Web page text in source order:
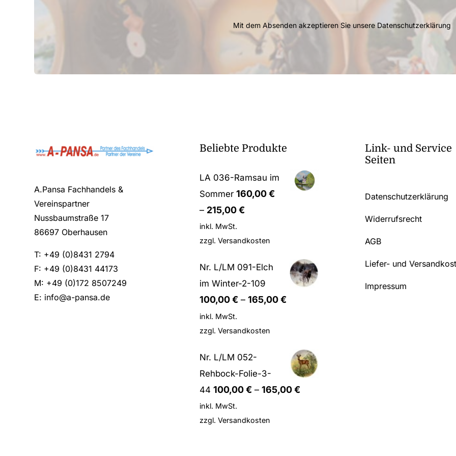
Mit dem Absenden akzeptieren Sie unsere Datenschutzerklärung
A.Pansa Fachhandels &
Vereinspartner
Nussbaumstraße 17
86697 Oberhausen
T: +49 (0)8431 2794
F: +49 (0)8431 44173
M: +49 (0)172 8507249
E: info@a-pansa.de
Beliebte Produkte
LA 036-Ramsau im
Sommer 160,00€
– 215,00€
inkl. MwSt.
zzgl.Versandkosten
Nr. L/LM 091-Elch
im Winter-2-109
100,00€ –165,00€
inkl. MwSt.
zzgl.Versandkosten
Nr. L/LM 052-
Rehbock-Folie-3-
44 100,00€ –165,00€
inkl. MwSt.
zzgl.Versandkosten
Link- und Service
Seiten
Datenschutzerklärung
Widerrufsrecht
AGB
Liefer- und
Impressum